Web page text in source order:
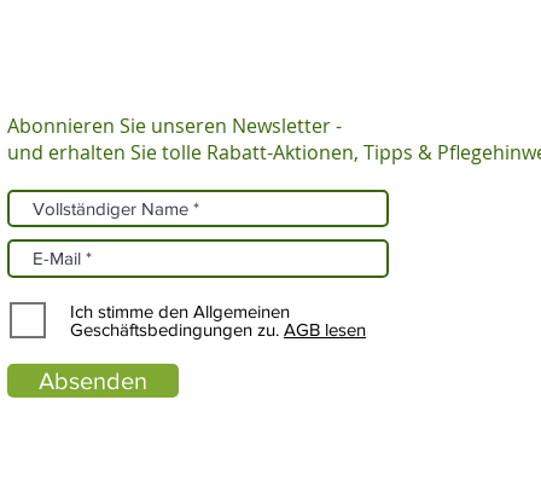
Abonnieren Sie unseren Newsletter -
und erhalten Sie tolle Rabatt-Aktionen, Tipps &
Ich stimme den Allgemeinen
Geschäftsbedingungen zu. AGB lesen
Absenden